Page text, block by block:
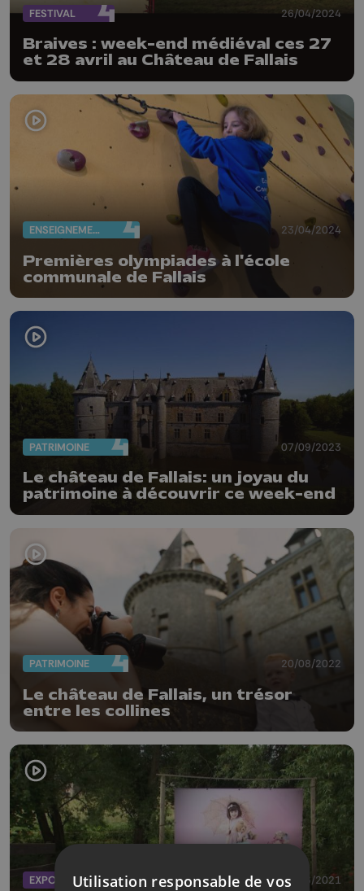
FESTIVAL 26/04/2024
Braives : week-end médiéval ces 27
et 28 avril au Château de Fallais
ENSEIGNEMENT 23/04/2024
Premières olympiades à l'école
communale de Fallais
PATRIMOINE 07/09/2023
Le château de Fallais: un joyau du
patrimoine à découvrir ce week-end
PATRIMOINE 20/08/2022
Le château de Fallais, un trésor
entre les collines
EXPOS 11/06/2021
Utilisation responsable de vos